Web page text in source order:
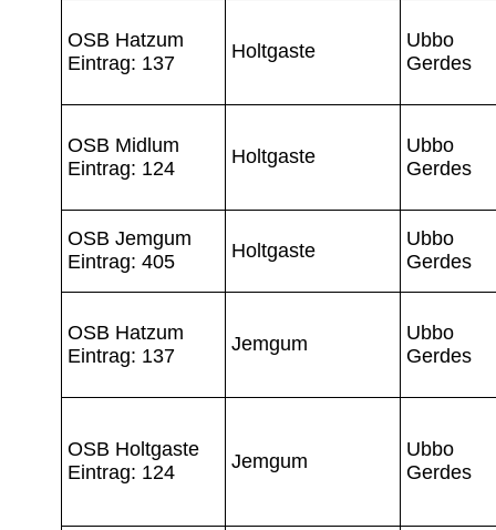
OSB Hatzum
Eintrag: 137
Holtgaste
Ubbo
Gerdes
OSB Midlum
Eintrag: 124
Holtgaste
Ubbo
Gerdes
OSB Jemgum
Eintrag: 405
Holtgaste
Ubbo
Gerdes
OSB Hatzum
Eintrag: 137
Jemgum
Ubbo
Gerdes
OSB Holtgaste
Eintrag: 124
Jemgum
Ubbo
Gerdes